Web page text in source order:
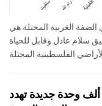
الضفة الغربية المحتلة هي
سلام عادل وقابل للحياة
حين يصبح الاستيطان سياسة دولة: 26 ألف وحدة جديدة تهدد